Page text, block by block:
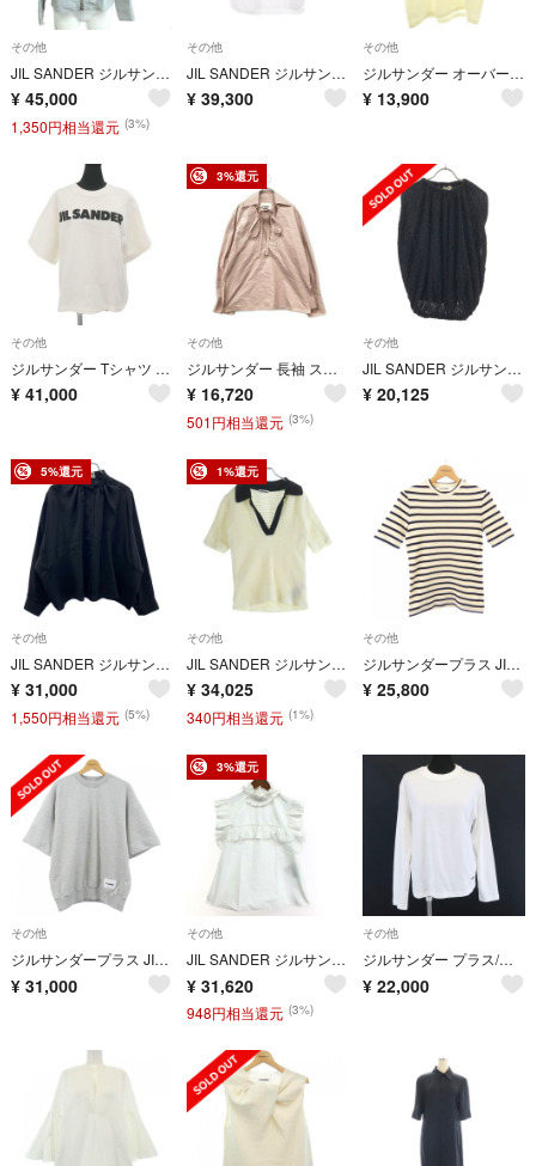
その他
JIL SANDER ジルサンダー シングルライダースジャケット サイズ:38 ラフシモンズ期/アーカイブ/レザー 羊革 グレー レディース / 243001005512
¥ 45,000
1,350円相当還元 (3%)
その他
JIL SANDER ジルサンダー その他トップス ロゴ刺繍
¥ 39,300
その他
ジルサンダー オーバーロゴTシャツ カットソー 七分袖 /DO ■OS ■SH
¥ 13,900
その他
ジルサンダー Tシャツ 【Bランク】【中古】
¥ 41,000
3%還元
その他
ジルサンダー 長袖 スキッパーシャツ JSCT601805 レディース SIZE 34 (XS) JIL SANDER
¥ 16,720
501円相当還元 (3%)
その他
JIL SANDER ジルサンダー 21SS フラワーデザインノースリーブギャザートップス JSPS705052 ブラック 34
¥ 20,125
5%還元
その他
JIL SANDER ジルサンダー レーヨンシルクワイドプルオーバーブラウス JSXU601305 ブラック 36
¥ 31,000
1,550円相当還元 (5%)
1%還元
その他
JIL SANDER ジルサンダー 25SS Short Sleeve Knit Polo ショート丈 ニット 半袖ポロシャツ ホワイト J22GL0113 J15434 レディース
¥ 34,025
340円相当還元 (1%)
その他
ジルサンダープラス JIL SANDER+ J40GC0111 トップス
¥ 25,800
その他
ジルサンダープラス JIL SANDER+ J47GC0110 J20010 スウェット
¥ 31,000
3%還元
その他
JIL SANDER ジルサンダー ノースリーブフリルブラウス サイズ:34 23SS ホワイト レディース / 240001135590
¥ 31,620
948円相当還元 (3%)
その他
ジルサンダー プラス/ロングTシャツ 【Bランク】【中古】
¥ 22,000